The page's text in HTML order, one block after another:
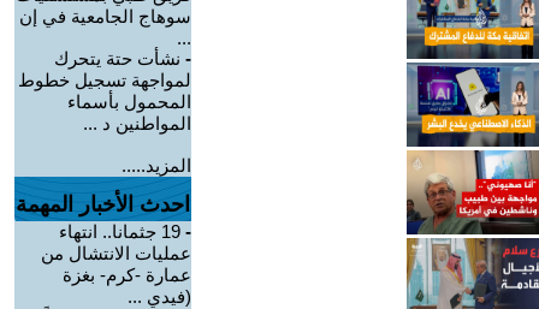
سوهاج الجامعية في إن
...
- نشأت حتة يتحرك
لمواجهة تسجيل خطوط
المحمول بأسماء
المواطنين د ...
المزيد.....
احدث الأخبار المهمة
-
19 جثمانا.. انتهاء
عمليات الانتشال من
عمارة -كرم- بغزة
(فيدي ...